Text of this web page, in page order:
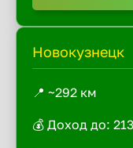
Новокузнецк
📍 ~292 км
💰 Доход до: